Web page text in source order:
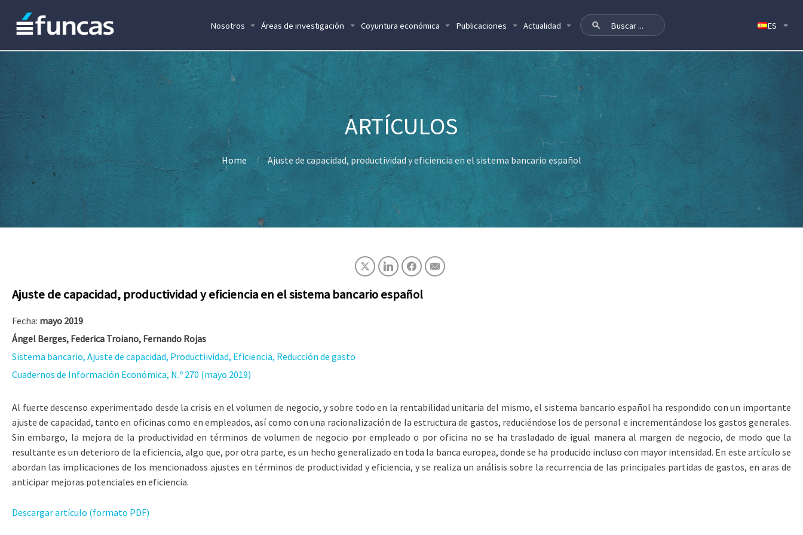
Nosotros Áreas de investigación Coyuntura económica Publicaciones Actualidad
Home Ajuste de capacidad, productividad y eficiencia en el sistema bancario español
Ajuste de capacidad, productividad y eficiencia en el sistema bancario español
Fecha: mayo 2019
Ángel Berges, Federica Troiano, Fernando Rojas
Sistema bancario, Ajuste de capacidad, Productiividad, Eficiencia, Reducción de gasto
Cuadernos de Información Económica, N.º 270 (mayo 2019)
Al fuerte descenso experimentado desde la crisis en el volumen de negocio, y sobre todo en la rentabilidad unitaria del mismo, el sistema bancario español ha respondido con un importante
ajuste de capacidad, tanto en oficinas como en empleados, así como con una racionalización de la estructura de gastos, reduciéndose los de personal e incrementándose los gastos generales.
Sin embargo, la mejora de la productividad en términos de volumen de negocio por empleado o por oficina no se ha trasladado de igual manera al margen de negocio, de modo que la
resultante es un deterioro de la eficiencia, algo que, por otra parte, es un hecho generalizado en toda la banca europea, donde se ha producido incluso con mayor intensidad. En este artículo se
abordan las implicaciones de los mencionadoss ajustes en términos de productividad y eficiencia, y se realiza un análisis sobre la recurrencia de las principales partidas de gastos, en aras de
anticipar mejoras potenciales en eficiencia.
Descargar artículo (formato PDF)